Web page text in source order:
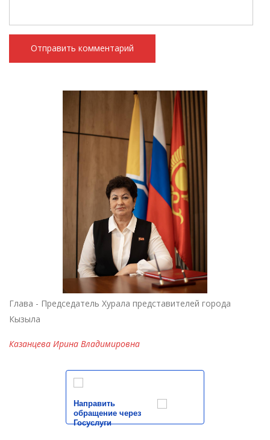
Глава - Председатель Хурала представителей города
Кызыла
Казанцева Ирина Владимировна
Направить
обращение через
Госуслуги